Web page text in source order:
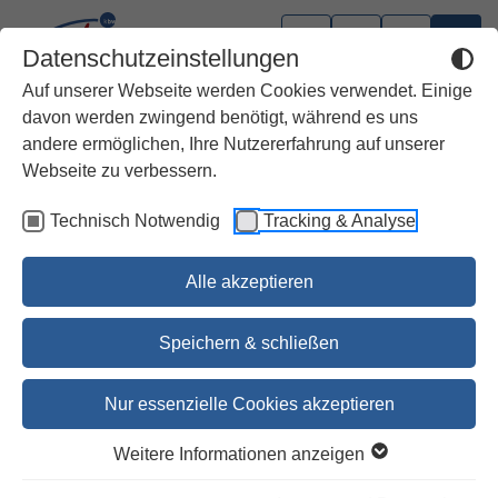
Datenschutzeinstellungen
Auf unserer Webseite werden Cookies verwendet. Einige
davon werden zwingend benötigt, während es uns
andere ermöglichen, Ihre Nutzererfahrung auf unserer
Webseite zu verbessern.
Technisch Notwendig Tracking & Analyse
Alle akzeptieren
Speichern & schließen
Nur essenzielle Cookies akzeptieren
Weitere Informationen anzeigen